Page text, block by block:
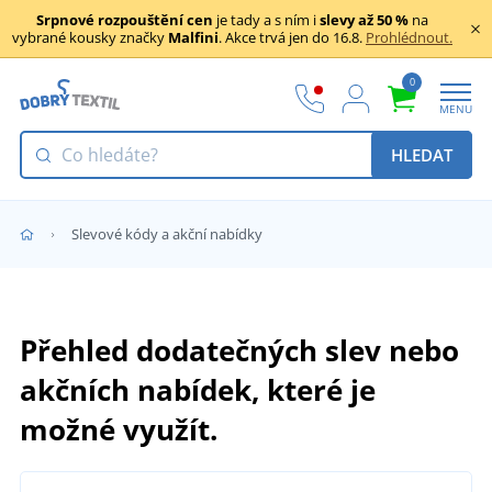
Srpnové rozpouštění cen je tady a s ním islevy až 50 % na
vybrané kousky značky Malfini. Akce trvá jen do 16.8. Prohlédnout.
0
MENU
HLEDAT
Slevové kódy a akční nabídky
Přehled dodatečných slev nebo
akčních nabídek, které je
možné využít.